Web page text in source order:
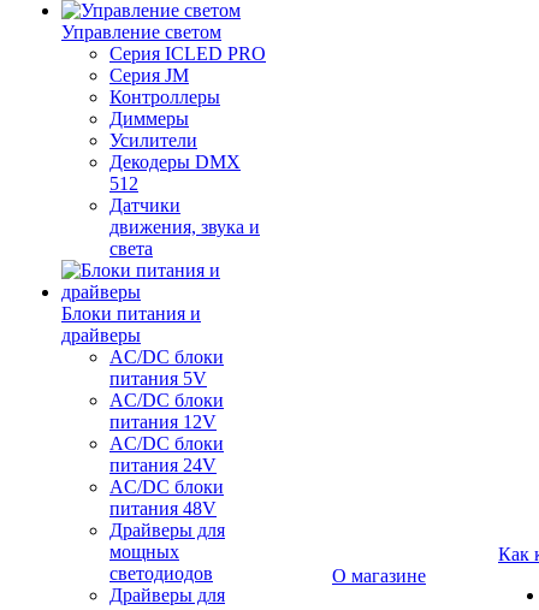
Управление светом
Серия ICLED PRO
Серия JM
Контроллеры
Диммеры
Усилители
Декодеры DMX
512
Датчики
движения, звука и
света
Блоки питания и
драйверы
AC/DC блоки
питания 5V
AC/DC блоки
питания 12V
AC/DC блоки
питания 24V
AC/DC блоки
питания 48V
Драйверы для
мощных
светодиодов
Драйверы для
О магазине
Как